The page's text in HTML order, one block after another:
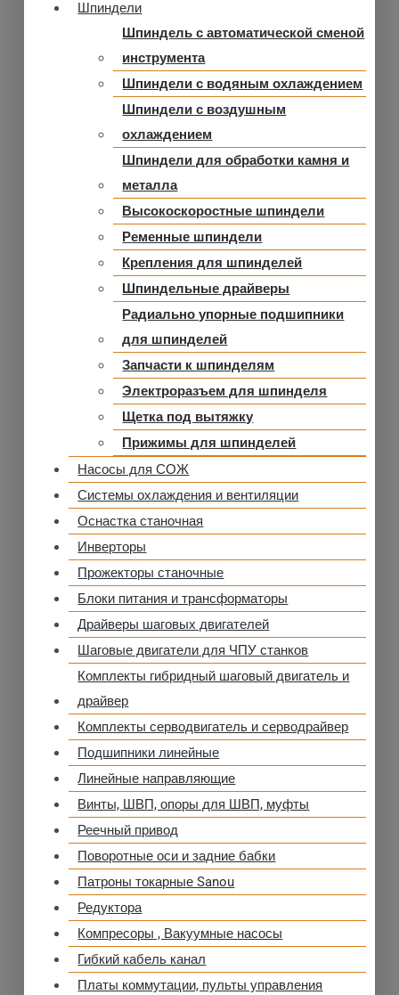
Шпиндели
Шпиндель с автоматической сменой
инструмента
Шпиндели с водяным охлаждением
Шпиндели с воздушным
охлаждением
Шпиндели для обработки камня и
металла
Высокоскоростные шпиндели
Ременные шпиндели
Крепления для шпинделей
Шпиндельные драйверы
Радиально упорные подшипники
для шпинделей
Запчасти к шпинделям
Электроразъем для шпинделя
Щетка под вытяжку
Прижимы для шпинделей
Насосы для СОЖ
Системы охлаждения и вентиляции
Оснастка станочная
Инверторы
Прожекторы станочные
Блоки питания и трансформаторы
Драйверы шаговых двигателей
Шаговые двигатели для ЧПУ станков
Комплекты гибридный шаговый двигатель и
драйвер
Комплекты серводвигатель и серводрайвер
Подшипники линейные
Линейные направляющие
Винты, ШВП, опоры для ШВП, муфты
Реечный привод
Поворотные оси и задние бабки
Патроны токарные Sanou
Редуктора
Компресоры , Вакуумные насосы
Гибкий кабель канал
Платы коммутации, пульты управления